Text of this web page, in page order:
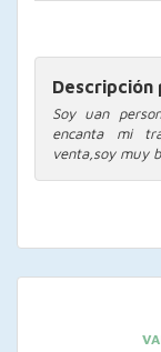
Descripción
Soy uan
encanta mi
venta,soy muy